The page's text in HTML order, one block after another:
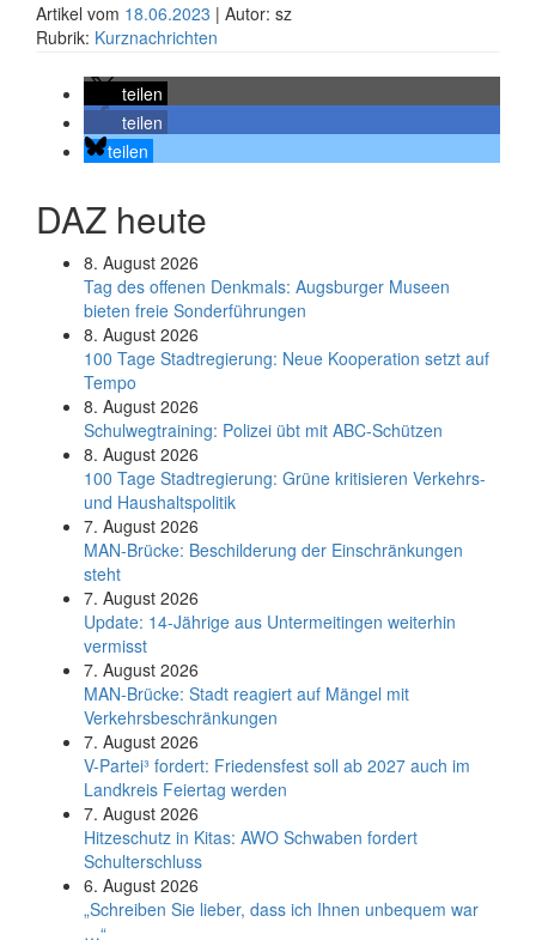
Artikel vom 18.06.2023 | Autor: sz
Rubrik: Kurznachrichten
teilen
teilen
teilen
DAZ heute
8. August 2026
Tag des offenen Denkmals: Augsburger Museen
bieten freie Sonderführungen
8. August 2026
100 Tage Stadtregierung: Neue Kooperation setzt auf
Tempo
8. August 2026
Schul­weg­trai­ning: Poli­zei übt mit ABC-Schüt­zen
8. August 2026
100 Tage Stadtregierung: Grüne kritisieren Verkehrs-
und Haushaltspolitik
7. August 2026
MAN-Brücke: Beschilderung der Einschränkungen
steht
7. August 2026
Update: 14-Jährige aus Untermeitingen weiterhin
vermisst
7. August 2026
MAN-Brücke: Stadt reagiert auf Mängel mit
Verkehrsbeschränkungen
7. August 2026
V-Partei­³ fordert: Friedens­fest soll ab 2027 auch im
Land­kreis Feier­tag werden
7. August 2026
Hitzeschutz in Kitas: AWO Schwaben fordert
Schulterschluss
6. August 2026
„Schreiben Sie lieber, dass ich Ihnen unbequem war
…“